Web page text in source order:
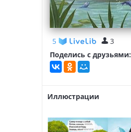
5
3
Поделись с друзьями:
Иллюстрации